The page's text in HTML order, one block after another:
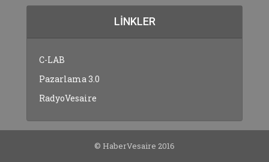
LINKLER
C-LAB
Pazarlama 3.0
RadyoVesaire
© HaberVesaire 2016